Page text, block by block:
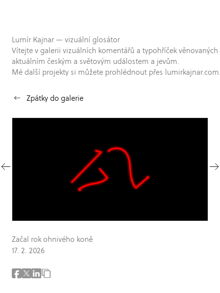
Lumír Kajnar — vizuální glosátor
Vítejte v galerii vizuálních komentářů a typohříček věnovaných
aktuálním českým a světovým událostem a jevům.
Mé další projekty si můžete prohlédnout přes
Zpátky do galerie
Začal rok ohnivého koně
17. 2. 2026